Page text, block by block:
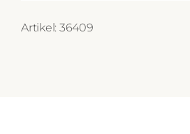
Artikel: 36409